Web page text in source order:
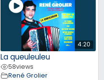
4:20
La queuleuleu
58views
René Grolier